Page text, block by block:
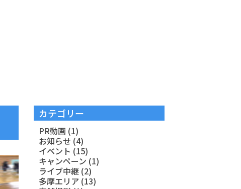
カテゴリー
PR動画 (1)
お知らせ (4)
イベント (15)
キャンペーン (1)
ライブ中継 (2)
多摩エリア (13)